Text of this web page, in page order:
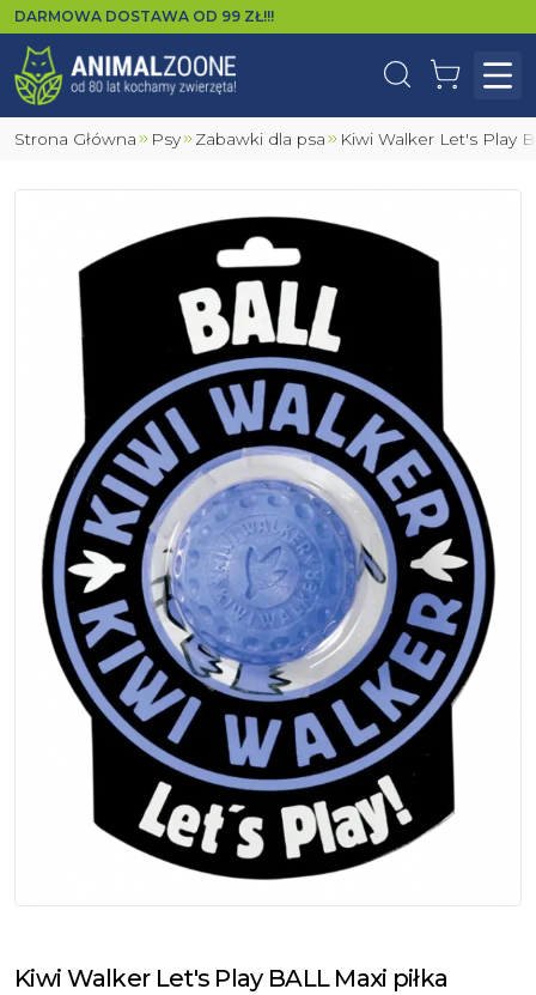
DARMOWA DOSTAWA OD 99 ZŁ!!!
WyszukajKoszyk
Strona Główna Psy Zabawki dla psa Kiwi Walker Let's Play
Kiwi Walker Let's Play BALL Maxi piłka